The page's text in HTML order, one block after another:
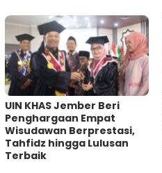
UIN KHAS Jember Beri
Penghargaan Empat
Wisudawan Berprestasi,
Tahfidz hingga Lulusan
Terbaik